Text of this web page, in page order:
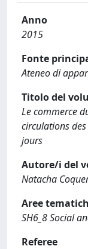
Anno
2015
Fonte
Ateneo di
Titolo del
Le commerce
circulations
jours
Autore/i del
Natacha
Aree
SH6_8 Social
Referee